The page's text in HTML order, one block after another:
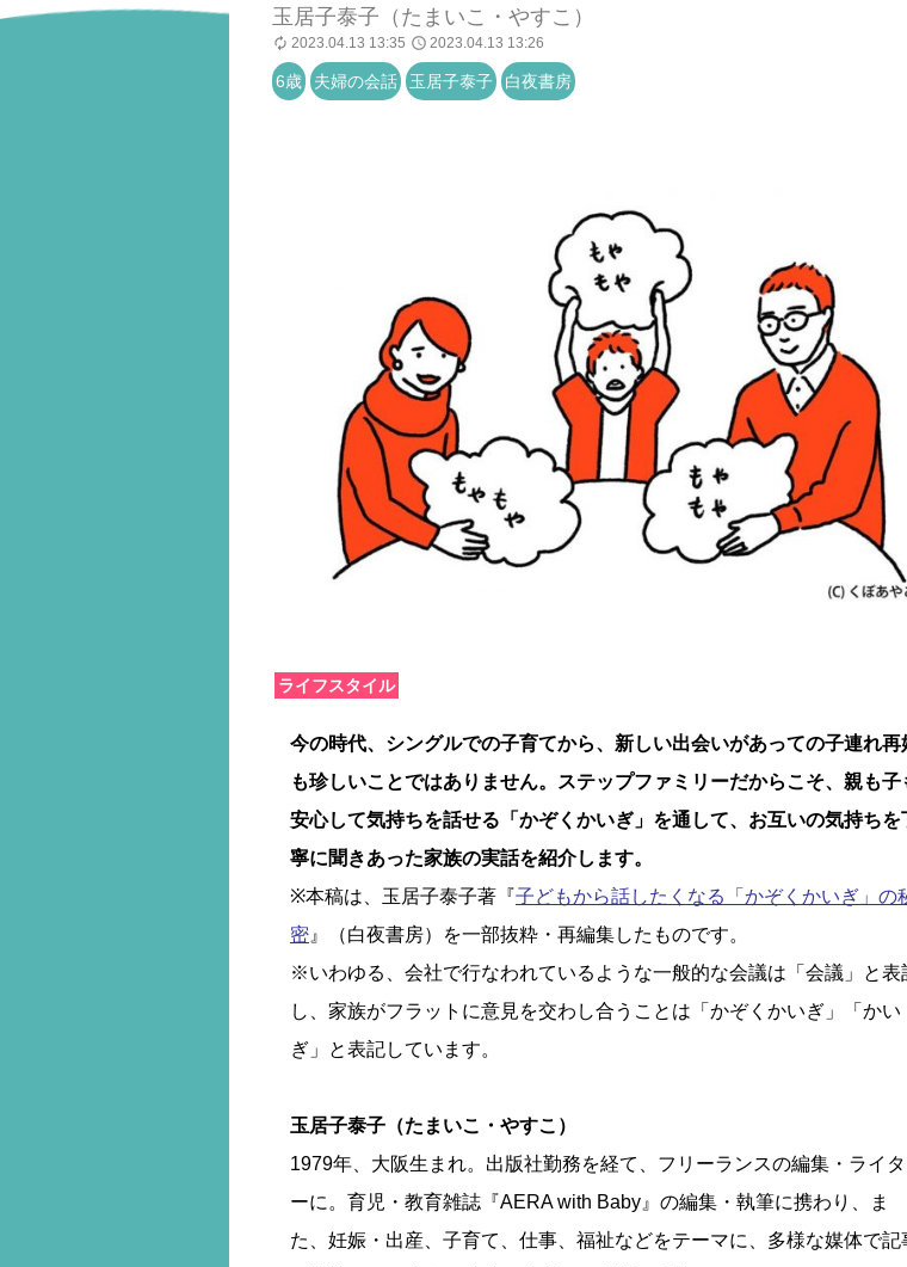
玉居子泰子（たまいこ・やすこ）
2023.04.13 13:35 2023.04.13 13:26
6歳 夫婦の会話 玉居子泰子 白夜書房
ライフスタイル
今の時代、シングルでの子育てから、新しい出会いがあっての子連れ再
も珍しいことではありません。ステップファミリーだからこそ、親も子
安心して気持ちを話せる「かぞくかいぎ」を通して、お互いの気持ちを
寧に聞きあった家族の実話を紹介します。
※本稿は、玉居子泰子著『子どもから話したくなる「かぞくかいぎ」の
密 』（白夜書房）を一部抜粋・再編集したものです。
※いわゆる、会社で行なわれているような一般的な会議は「会議」と表
し、家族がフラットに意見を交わし合うことは「かぞくかいぎ」「かい
ぎ」と表記しています。
玉居子泰子（たまいこ・やすこ）
1979年、大阪生まれ。出版社勤務を経て、フリーランスの編集・ライタ
ーに。育児・教育雑誌『AERA with Baby』の編集・執筆に携わり、ま
た、妊娠・出産、子育て、仕事、福祉などをテーマに、多様な媒体で記